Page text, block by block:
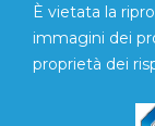
È vietata la
immagini dei
proprietà dei